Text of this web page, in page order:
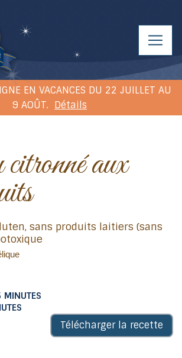
EN VACANCES DU 22 JUILLET AU
9 AOÛT. Détails
MINUTES
Télécharger la recette